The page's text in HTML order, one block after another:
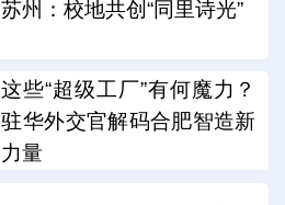
苏州：校地共创“同里诗光”
这些“超级工厂”有何魔力？
驻华外交官解码合肥智造新
力量